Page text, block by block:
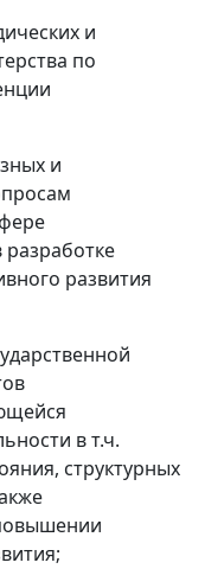
и
по
и
разработке
развития
в т.ч.
структурных